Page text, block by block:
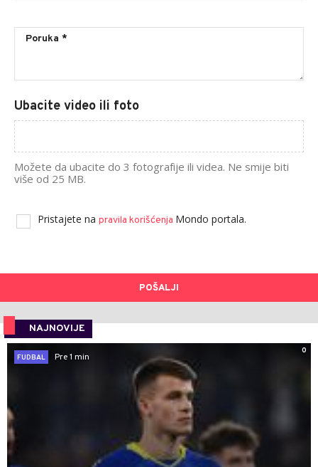
Ubacite video ili foto
Možete da ubacite do 3 fotografije ili videa. Ne smije biti
više od 25 MB.
Pristajete na pravila korišćenja Mondo portala.
POŠALJI
NAJNOVIJE
0
FUDBAL
Pre 1 min